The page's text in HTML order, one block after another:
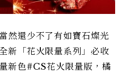
然還少不了有如寶石燦光
新「花火限量系列」必收
新色#CS花火限量版，橘